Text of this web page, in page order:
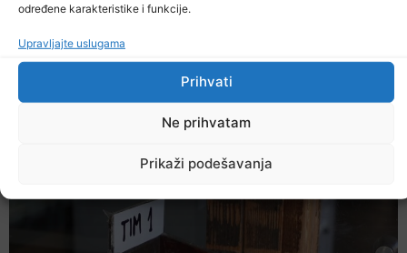
određene karakteristike i funkcije.
Upravljajte uslugama
Prihvati
Ne prihvatam
Prikaži podešavanja
Večer jazza drugačijeg zvuka